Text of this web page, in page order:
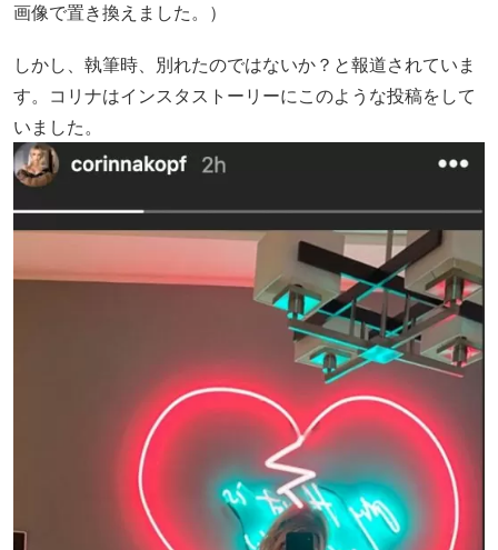
画像で置き換えました。）
しかし、執筆時、別れたのではないか？と報道されていま
す。コリナはインスタストーリーにこのような投稿をして
いました。